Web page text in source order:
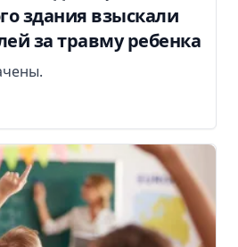
здания взыскали
за травму ребенка